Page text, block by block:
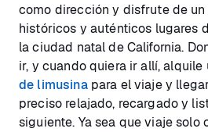
como dirección y disfrute de
históricos y auténticos lugares
la ciudad natal de California.
ir, y cuando quiera ir allí, alquile
de limusinapara el viaje y
preciso relajado, recargado y
siguiente. Ya sea que viaje solo